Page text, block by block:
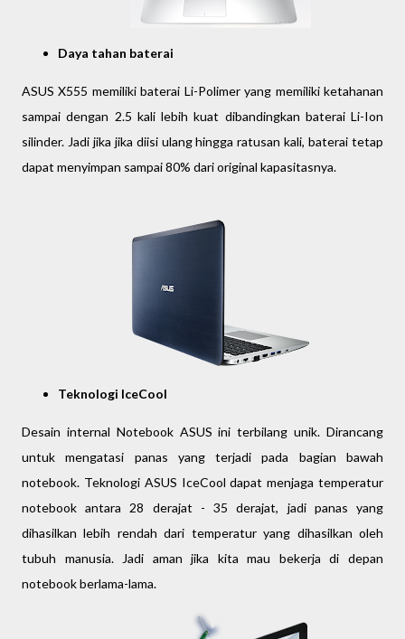
Daya tahan baterai
ASUS X555 memiliki baterai Li-Polimer yang memiliki ketahanan
sampai dengan 2.5 kali lebih kuat dibandingkan baterai Li-Ion
silinder. Jadi jika jika diisi ulang hingga ratusan kali, baterai tetap
dapat menyimpan sampai 80% dari original kapasitasnya.
Teknologi IceCool
Desain internal Notebook ASUS ini terbilang unik. Dirancang
untuk mengatasi panas yang terjadi pada bagian bawah
notebook. Teknologi ASUS IceCool dapat menjaga temperatur
notebook antara 28 derajat - 35 derajat, jadi panas yang
dihasilkan lebih rendah dari temperatur yang dihasilkan oleh
tubuh manusia. Jadi aman jika kita mau bekerja di depan
notebook berlama-lama.